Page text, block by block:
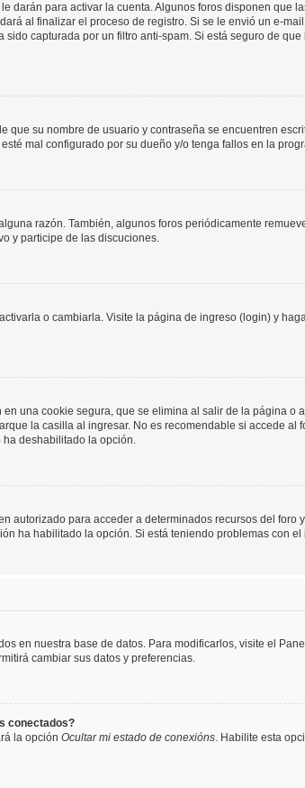
darán para activar la cuenta. Algunos foros disponen que
al finalizar el proceso de registro. Si se le envió un e-
capturada por un filtro anti-spam. Si está seguro de
que su nombre de usuario y contraseña se encuentren
mal configurado por su dueño y/o tenga fallos en la
razón. También, algunos foros periódicamente
y participe de las discuciones.
o cambiarla. Visite la página de ingreso (login) y
una cookie segura, que se elimina al salir de la página o
la casilla al ingresar. No es recomendable si accede al
ha deshabilitado la opción.
autorizado para acceder a determinados recursos del
ha habilitado la opción. Si está teniendo problemas con
en nuestra base de datos. Para modificarlos, visite el
cambiar sus datos y preferencias.
conectados?
la opción Ocultar mi estado de conexións. Habilite esta